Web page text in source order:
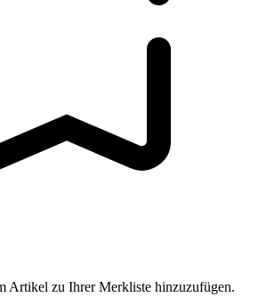
Artikel zu Ihrer Merkliste hinzuzufügen.